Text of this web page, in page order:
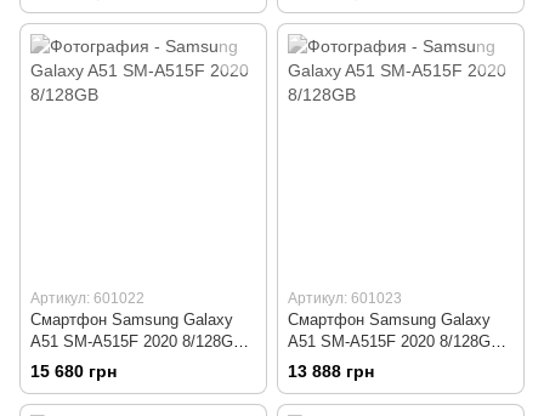
Артикул: 601022
Смартфон Samsung Galaxy
A51 SM-A515F 2020 8/128GB
Black
15 680 грн
Артикул: 601023
Смартфон Samsung Galaxy
A51 SM-A515F 2020 8/128GB
White
13 888 грн